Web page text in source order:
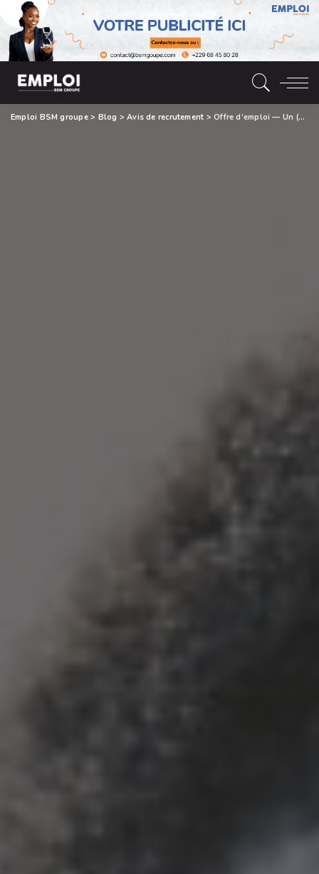
Emploi BSM groupe> Blog >Avis de recrutement >Offre d’emploi — Un (01) Caissier